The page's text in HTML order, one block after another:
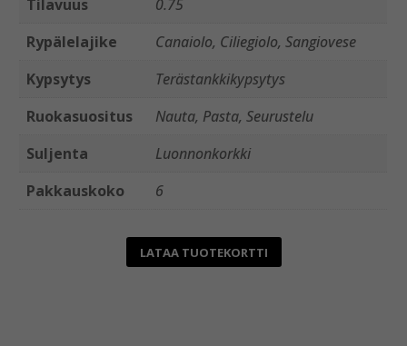
Tilavuus
0.75
Rypälelajike
Canaiolo, Ciliegiolo, Sangiovese
Kypsytys
Terästankkikypsytys
Ruokasuositus
Nauta, Pasta, Seurustelu
Suljenta
Luonnonkorkki
Pakkauskoko
6
LATAA TUOTEKORTTI